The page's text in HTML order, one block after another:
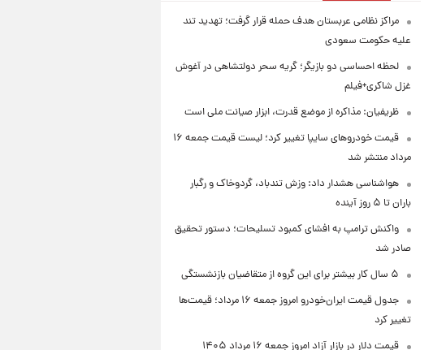
مراکز نظامی عربستان هدف حمله قرار گرفت؛ تهدید تند
علیه حکومت سعودی
لحظه احساسی دو بازیگر؛ گریه سحر دولتشاهی در آغوش
غزل شاکری+فیلم
ظریفیان: مذاکره از موضع قدرت، ابزار صیانت ملی است
قیمت خودروهای سایپا تغییر کرد؛ لیست قیمت جمعه ۱۶
مرداد منتشر شد
هواشناسی هشدار داد: وزش تندباد، گردوخاک و رگبار
باران تا ۵ روز آینده
واکنش ترامپ به افشای کمبود تسلیحات؛ دستور تحقیق
صادر شد
۵ سال کار بیشتر برای این گروه از متقاضیان بازنشستگی
جدول قیمت ایران‌خودرو امروز جمعه ۱۶ مرداد؛ قیمت‌ها
تغییر کرد
قیمت دلار در بازار آزاد امروز جمعه ۱۶ مرداد ۱۴۰۵